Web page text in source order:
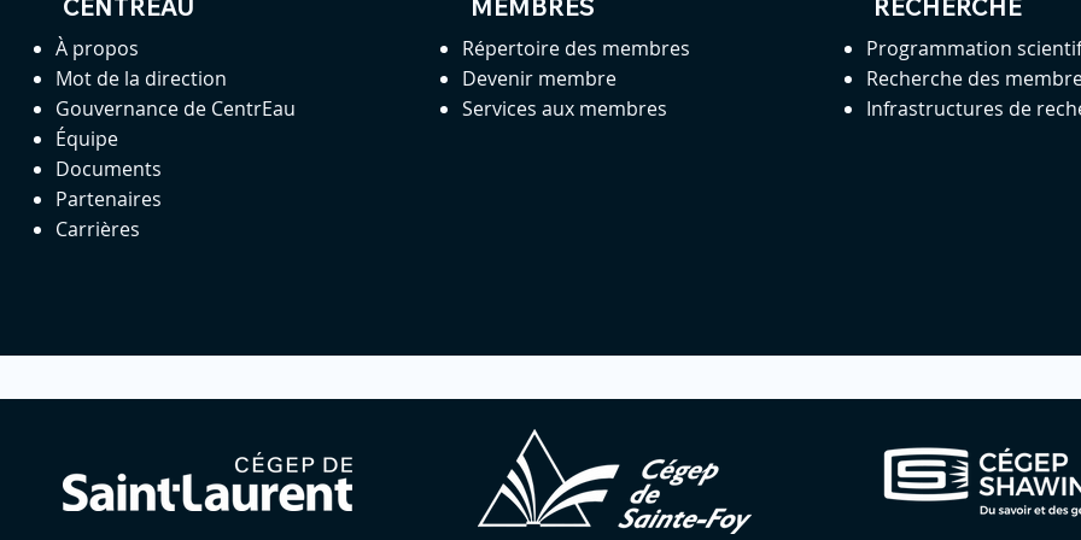
CENTREAU
À propos
Mot de la direction
Gouvernance de CentrEau
Équipe
Documents
Partenaires
Carrières
MEMBRES
Répertoire des membres
Devenir membre
Services aux membres
RECHERCHE
Programmation
Recherche des
Infrastructures de